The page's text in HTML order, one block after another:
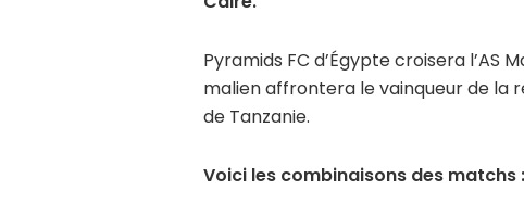
Pyramids FC d’Égypte croisera l’AS
malien affrontera le vainqueur de la
de Tanzanie.
Voici les combinaisons des matchs :